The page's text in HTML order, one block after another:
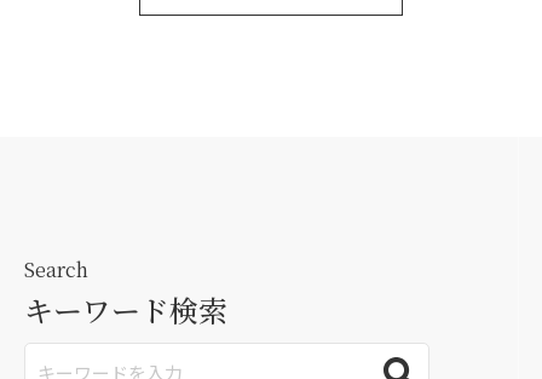
Search
キーワード検索